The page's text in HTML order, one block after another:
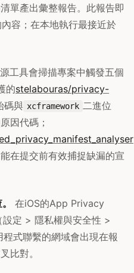
單產出彙整報告。此報告即
容；在本地執行最接近於
工具會掃描專案中觸發五個
的stelabouras/privacy-
碼與 xcframework 二進位
因代碼；
在提交前有效捕捉缺漏的宣
在iOS的App Privacy
定 > 隱私權與安全性 >
式聯繫的網域會出現在報
比對。